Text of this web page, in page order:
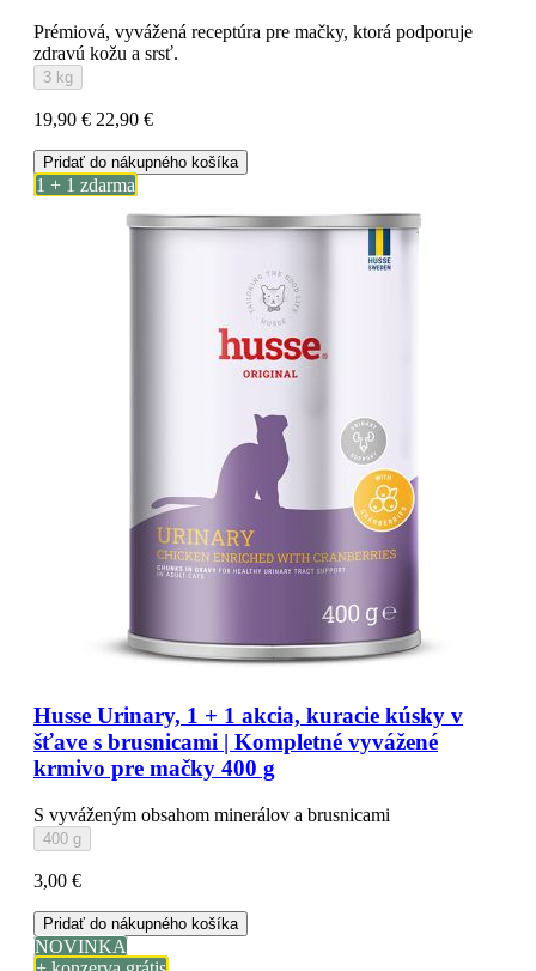
Prémiová, vyvážená receptúra pre mačky, ktorá podporuje
zdravú kožu a srsť.
3 kg
19,90 € 22,90 €
Pridať do nákupného košíka
1 + 1 zdarma
Husse Urinary, 1 + 1 akcia, kuracie kúsky v
šťave s brusnicami | Kompletné vyvážené
krmivo pre mačky 400 g
S vyváženým obsahom minerálov a brusnicami
400 g
3,00 €
Pridať do nákupného košíka
NOVINKA